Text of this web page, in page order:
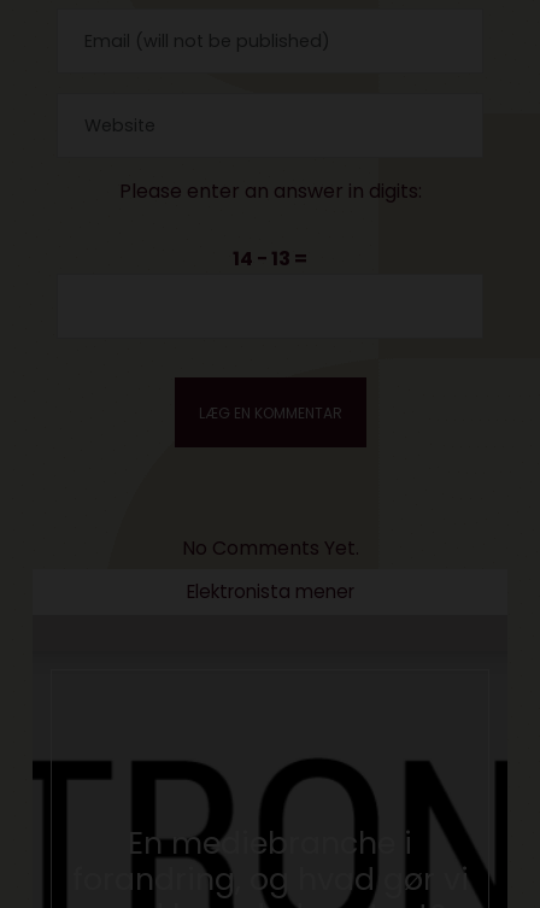
Please enter an answer in digits:
14 − 13 =
No Comments Yet.
Elektronista mener
En mediebranche i
forandring, og hvad gør vi